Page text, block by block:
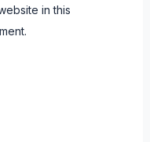
in this